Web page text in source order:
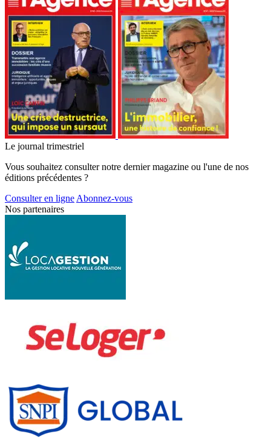
Le journal trimestriel
Vous souhaitez consulter notre dernier magazine ou l'une de nos
éditions précédentes ?
Consulter en ligne Abonnez-vous
Nos partenaires